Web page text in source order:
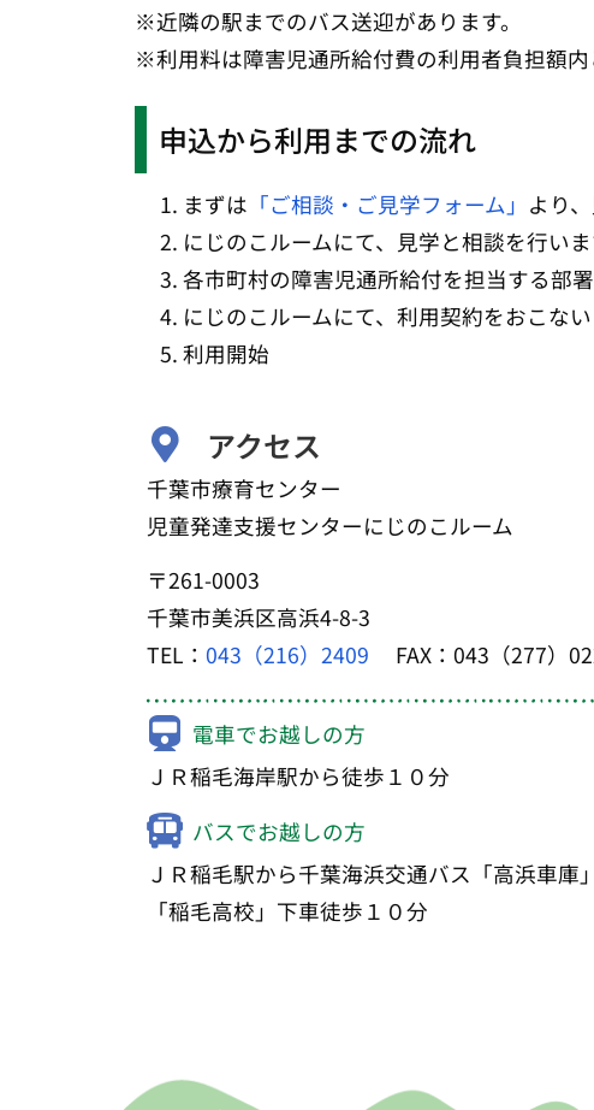
※近隣の駅までのバス送迎があります。
※利用料は障害児通所給付費の利用者負担額内
申込から利用までの流れ
まずは 「ご相談・ご見学フォーム」 より
にじのこルームにて、見学と相談を行いま
各市町村の障害児通所給付を担当する部
にじのこルームにて、利用契約をおこない
利用開始
アクセス
千葉市療育センター
児童発達支援センターにじのこルーム
〒261-0003
千葉市美浜区高浜4-8-3
TEL： 043（216）2409 FAX：043（277）
電車でお越しの方
ＪＲ稲毛海岸駅から徒歩１０分
バスでお越しの方
ＪＲ稲毛駅から千葉海浜交通バス「高浜車庫
「稲毛高校」下車徒歩１０分